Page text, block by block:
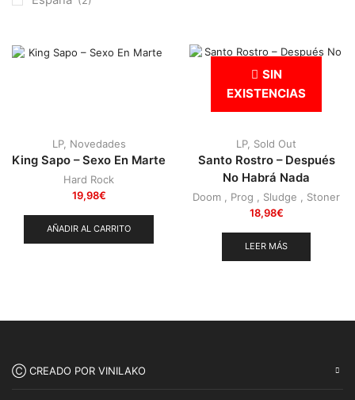
Punk(146)
LP, Novedades
King Sapo – Sexo En Marte
Hard Rock
19,98€
AÑADIR AL CARRITO
SIN
EXISTENCIAS
LP, Sold Out
Santo Rostro – Después
No Habrá Nada
Doom Prog Sludge
Stoner
18,98€
LEER MÁS
Ⓒ CREADO POR VINILAKO